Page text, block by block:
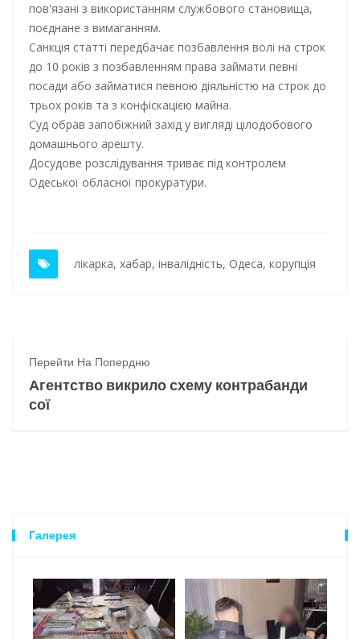
пов'язані з використанням службового становища,
поєднане з вимаганням.
Санкція статті передбачає позбавлення волі на строк
до 10 років з позбавленням права займати певні
посади або займатися певною діяльністю на строк до
трьох років та з конфіскацією майна.
Суд обрав запобіжний захід у вигляді цілодобового
домашнього арешту.
Досудове розслідування триває під контролем
Одеської обласної прокуратури.
лікарка, хабар, інвалідність, Одеса, корупція
Перейти На Попердню
Агентство викрило схему контрабанди
сої
Галерея